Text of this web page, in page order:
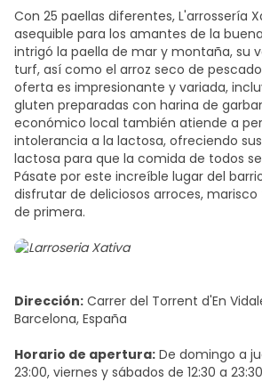
Con 25 paellas diferentes, L'arrossería
asequible para los amantes de la
intrigó la paella de mar y montaña, su
turf, así como el arroz seco de
oferta es impresionante y variada,
gluten preparadas con harina de
económico local también atiende a
intolerancia a la lactosa, ofreciendo
lactosa para que la comida de todos
Pásate por este increíble lugar del
disfrutar de deliciosos arroces,
de primera.
Dirección: Carrer del Torrent d'En
Barcelona, España
Horario de apertura: De domingo a
23:00, viernes y sábados de 12:30 a